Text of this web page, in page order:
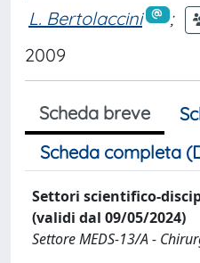
L. Bertolaccini
;
2009
Scheda breve
Scheda completa
Settori scientifico-
(validi dal 09/05/2024)
Settore MEDS-13/A -